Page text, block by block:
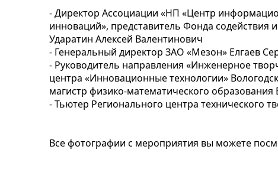
- Директор Ассоциации «НП «Центр
инноваций», представитель Фонда содействия
Ударатин Алексей Валентинович
- Генеральный директор ЗАО «Мезон» Елгаев
- Руководитель направления «Инженерное
центра «Инновационные технологии»
магистр физико-математического образования
- Тьютер Регионального центра технического
Все фотографии с мероприятия вы можете